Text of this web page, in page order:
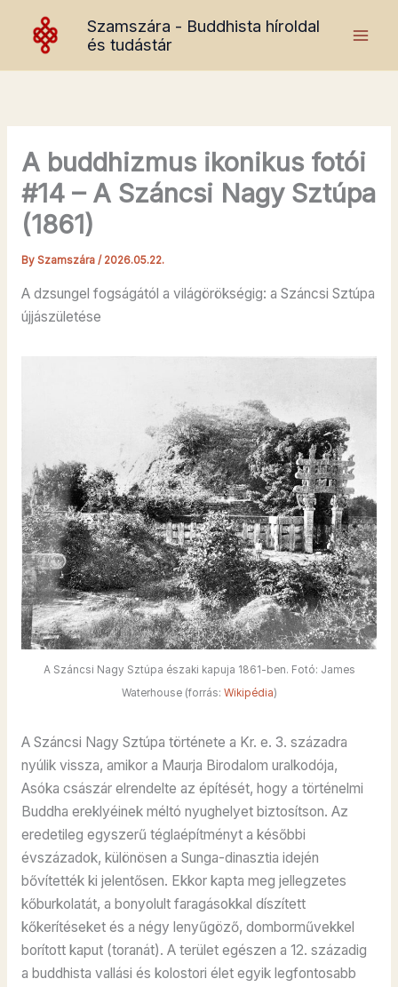
content
Szamszára - Buddhista híroldal
és tudástár
A buddhizmus ikonikus fotói
#14 – A Száncsi Nagy Sztúpa
(1861)
By Szamszára / 2026.05.22.
A dzsungel fogságától a világörökségig: a Száncsi Sztúpa
újjászületése
A Száncsi Nagy Sztúpa északi kapuja 1861-ben. Fotó: James
Waterhouse (forrás: Wikipédia)
A Száncsi Nagy Sztúpa története a Kr. e. 3. századra
nyúlik vissza, amikor a Maurja Birodalom uralkodója,
Asóka császár elrendelte az építését, hogy a történelmi
Buddha ereklyéinek méltó nyughelyet biztosítson. Az
eredetileg egyszerű téglaépítményt a későbbi
évszázadok, különösen a Sunga-dinasztia idején
bővítették ki jelentősen. Ekkor kapta meg jellegzetes
kőburkolatát, a bonyolult faragásokkal díszített
kőkerítéseket és a négy lenyűgöző, domborművekkel
borított kaput (toranát). A terület egészen a 12. századig
a buddhista vallási és kolostori élet egyik legfontosabb